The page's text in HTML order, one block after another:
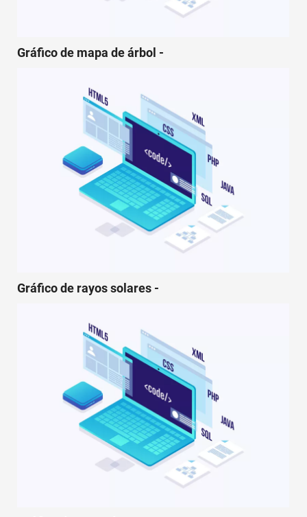
TechTV
Gráfico de mapa de árbol -
Gráfico de rayos solares -